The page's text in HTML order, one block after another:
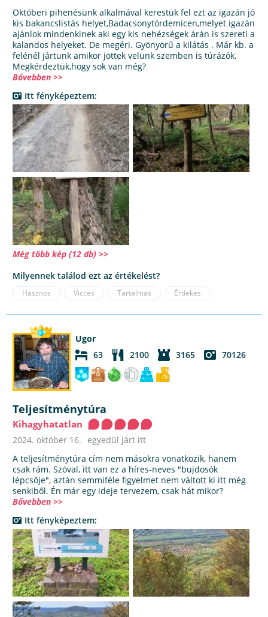
Októberi pihenésünk alkalmával kerestük fel ezt az igazán jó
kis bakancslistás helyet,Badacsonytördemicen,melyet igazán
ajánlok mindenkinek aki egy kis nehézségek árán is szereti a
kalandos helyeket. De megéri. Gyönyörű a kilátás . Már kb. a
felénél jártunk amikor jöttek velünk szemben is túrázók.
Megkérdeztük,hogy sok van még?
Bővebben >>
Itt fényképeztem:
Még több kép (12 db) >>
Milyennek találod ezt az értékelést?
Hasznos Vicces Tartalmas Érdekes
Ugor
63
2100 3165 70126
Teljesítménytúra
Kihagyhatatlan
2024. október 16.
egyedül járt itt
A teljesítménytúra cím nem másokra vonatkozik, hanem
csak rám. Szóval, itt van ez a híres-neves "bujdosók
lépcsője", aztán semmiféle figyelmet nem váltott ki itt még
senkiből. Én már egy ideje tervezem, csak hát mikor?
Bővebben >>
Itt fényképeztem: